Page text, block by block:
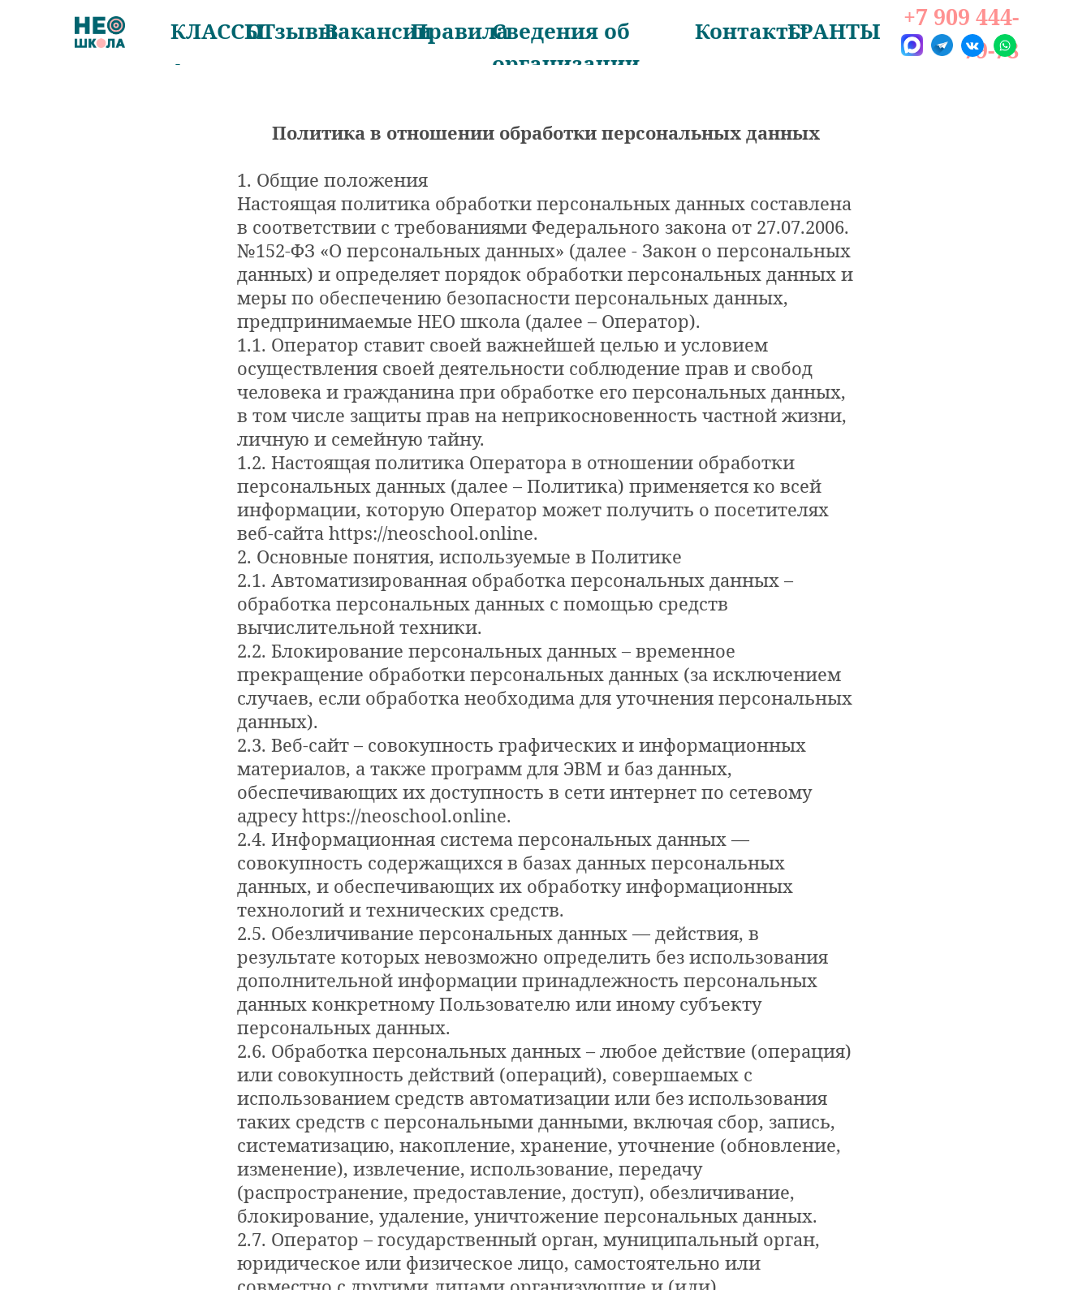
+7 909 444-
79-78
Вакансии
КЛАССЫОТзывы Правила КонтактыГРАНТЫ
Сведения об
организации
Политика в отношении обработки персональных данных
1. Общие положения
Настоящая политика обработки персональных данных составлена
в соответствии с требованиями Федерального закона от 27.07.2006.
№152-ФЗ «О персональных данных» (далее - Закон о персональных
данных) и определяет порядок обработки персональных данных и
меры по обеспечению безопасности персональных данных,
предпринимаемые НЕО школа (далее – Оператор).
1.1. Оператор ставит своей важнейшей целью и условием
осуществления своей деятельности соблюдение прав и свобод
человека и гражданина при обработке его персональных данных,
в том числе защиты прав на неприкосновенность частной жизни,
личную и семейную тайну.
1.2. Настоящая политика Оператора в отношении обработки
персональных данных (далее – Политика) применяется ко всей
информации, которую Оператор может получить о посетителях
веб-сайта https://neoschool.online.
2. Основные понятия, используемые в Политике
2.1. Автоматизированная обработка персональных данных –
обработка персональных данных с помощью средств
вычислительной техники.
2.2. Блокирование персональных данных – временное
прекращение обработки персональных данных (за исключением
случаев, если обработка необходима для уточнения персональных
данных).
2.3. Веб-сайт – совокупность графических и информационных
материалов, а также программ для ЭВМ и баз данных,
обеспечивающих их доступность в сети интернет по сетевому
адресу https://neoschool.online.
2.4. Информационная система персональных данных —
совокупность содержащихся в базах данных персональных
данных, и обеспечивающих их обработку информационных
технологий и технических средств.
2.5. Обезличивание персональных данных — действия, в
результате которых невозможно определить без использования
дополнительной информации принадлежность персональных
данных конкретному Пользователю или иному субъекту
персональных данных.
2.6. Обработка персональных данных – любое действие (операция)
или совокупность действий (операций), совершаемых с
использованием средств автоматизации или без использования
таких средств с персональными данными, включая сбор, запись,
систематизацию, накопление, хранение, уточнение (обновление,
изменение), извлечение, использование, передачу
(распространение, предоставление, доступ), обезличивание,
блокирование, удаление, уничтожение персональных данных.
2.7. Оператор – государственный орган, муниципальный орган,
юридическое или физическое лицо, самостоятельно или